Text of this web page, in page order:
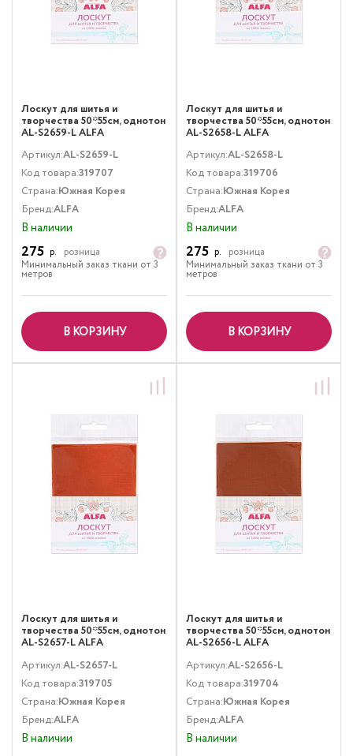
Лоскут для шитья и
творчества 50*55см, однотон
AL-S2659-L ALFA
Артикул:AL-S2659-L
Код товара:319707
Страна:Южная Корея
Бренд:ALFA
В наличии
275 р.
розница
Минимальный заказ ткани от 3
метров
В КОРЗИНУ
Лоскут для шитья и
творчества 50*55см, однотон
AL-S2658-L ALFA
Артикул:AL-S2658-L
Код товара:319706
Страна:Южная Корея
Бренд:ALFA
В наличии
275 р.
розница
Минимальный заказ ткани от 3
метров
В КОРЗИНУ
Лоскут для шитья и
творчества 50*55см, однотон
AL-S2657-L ALFA
Артикул:AL-S2657-L
Код товара:319705
Страна:Южная Корея
Бренд:ALFA
В наличии
Лоскут для шитья и
творчества 50*55см, однотон
AL-S2656-L ALFA
Артикул:AL-S2656-L
Код товара:319704
Страна:Южная Корея
Бренд:ALFA
В наличии